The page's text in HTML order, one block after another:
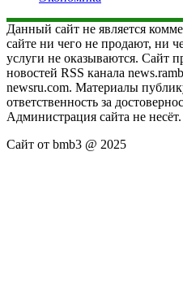
Данный сайт не является
сайте ни чего не продают, ни
услуги не оказываются. Сайт
новостей RSS канала
newsru.com. Материалы
ответственность за
Администрация сайта не несёт.
Сайт от bmb3 @ 2025